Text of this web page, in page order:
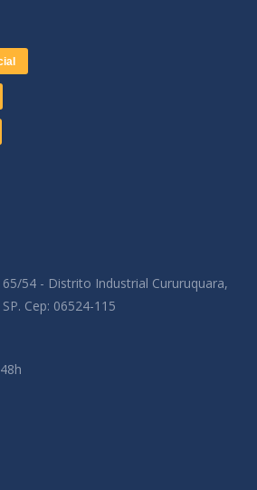
54 - Distrito Industrial Cururuquara,
Cep: 06524-115